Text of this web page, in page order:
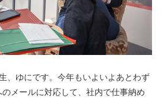
、ゆにです。今年もいよいよあとわず
メールに対応して、社内で仕事納め